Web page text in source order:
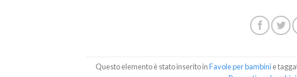
Questo elemento è stato inserito inFavole per bambinie